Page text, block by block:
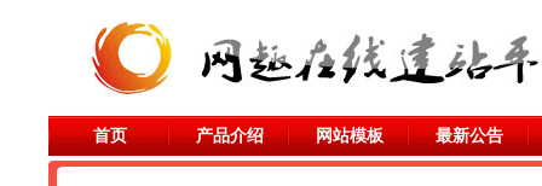
首页 产品介绍 网站模板 最新公告